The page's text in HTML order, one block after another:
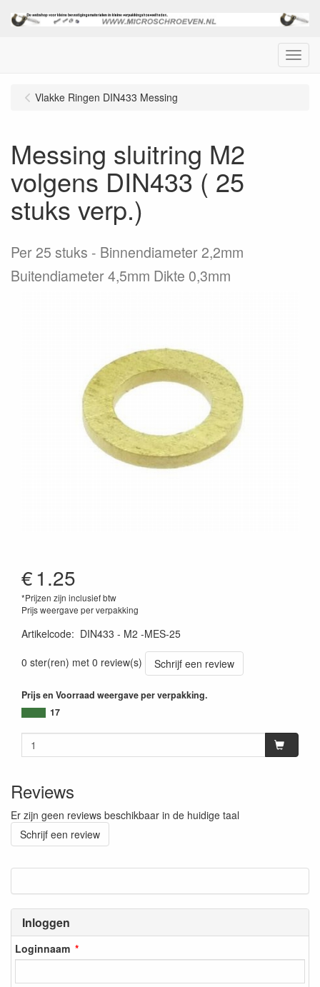
Menu
Inloggen
Loginnaam
Vlakke Ringen DIN433 Messing
Messing sluitring M2
volgens DIN433 ( 25
stuks verp.)
Per 25 stuks
Binnendiameter 2,2mm
Buitendiameter 4,5mm Dikte 0,3mm
€1.25
*Prijzen zijn inclusief btw
Prijs weergave per verpakking
Artikelcode: DIN433 - M2 -MES-25
0 ster(ren) met 0 review(s)
Schrijf een review
Prijs en Voorraad weergave per verpakking.
17
Reviews
Er zijn geen reviews beschikbaar in de huidige taal
Schrijf een review